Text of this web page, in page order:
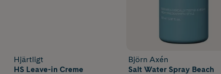
Hjärtligt
HS Leave-in Creme
Björn Axén
Salt Water Spray Beach